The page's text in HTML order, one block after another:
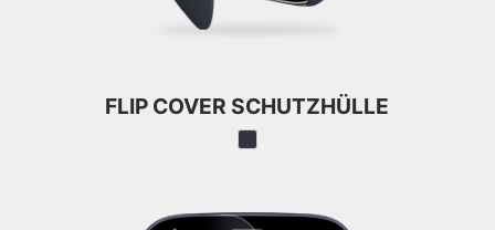
FLIP COVER SCHUTZHÜLLE